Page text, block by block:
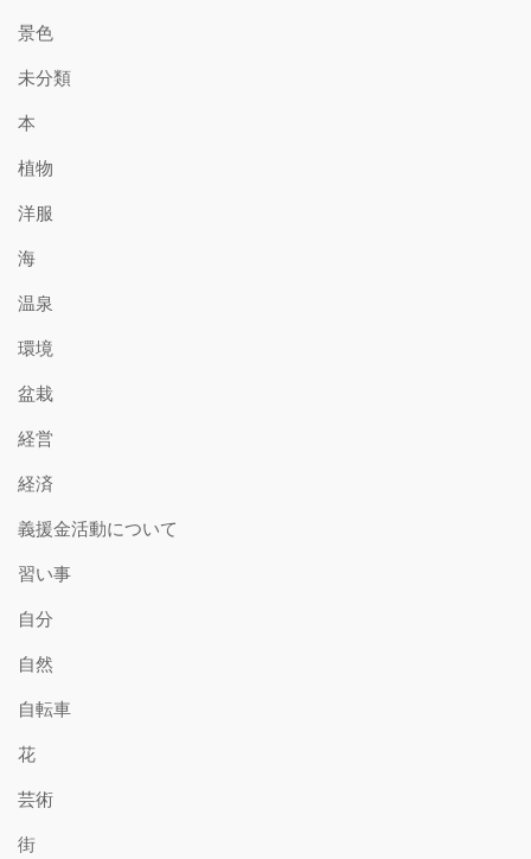
景色
未分類
本
植物
洋服
海
温泉
環境
盆栽
経営
経済
義援金活動について
習い事
自分
自然
自転車
花
芸術
街